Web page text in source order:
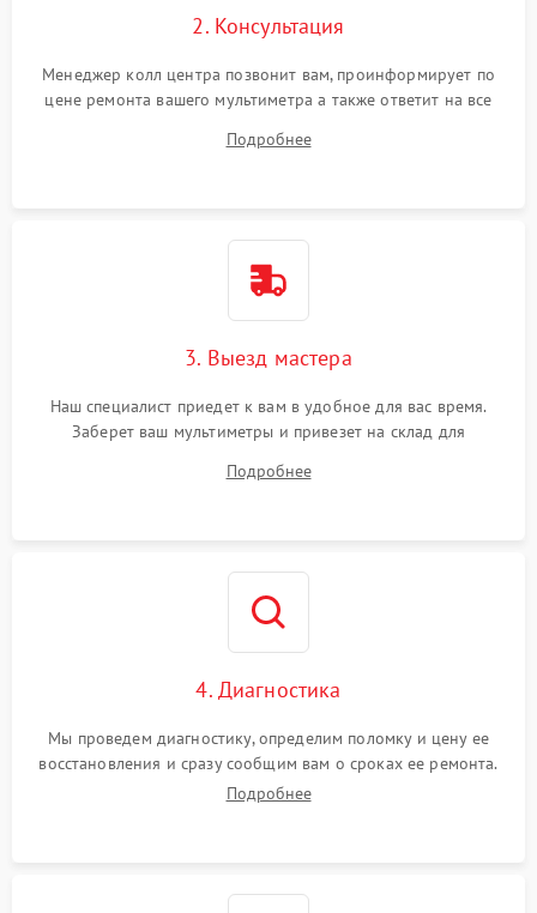
2. Консультация
Менеджер колл центра позвонит вам, проинформирует по
цене ремонта вашего мультиметра а также ответит на все
Подробнее
3. Выезд мастера
Наш специалист приедет к вам в удобное для вас время.
Заберет ваш мультиметры и привезет на склад для
Подробнее
4. Диагностика
Мы проведем диагностику, определим поломку и цену ее
восстановления и сразу сообщим вам о сроках ее ремонта.
Подробнее